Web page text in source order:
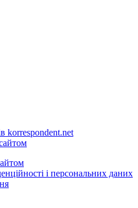
korrespondent.net
і персональних даних